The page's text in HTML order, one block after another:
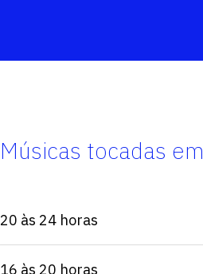
Músicas tocadas em
20 às 24 horas
16 às 20 horas